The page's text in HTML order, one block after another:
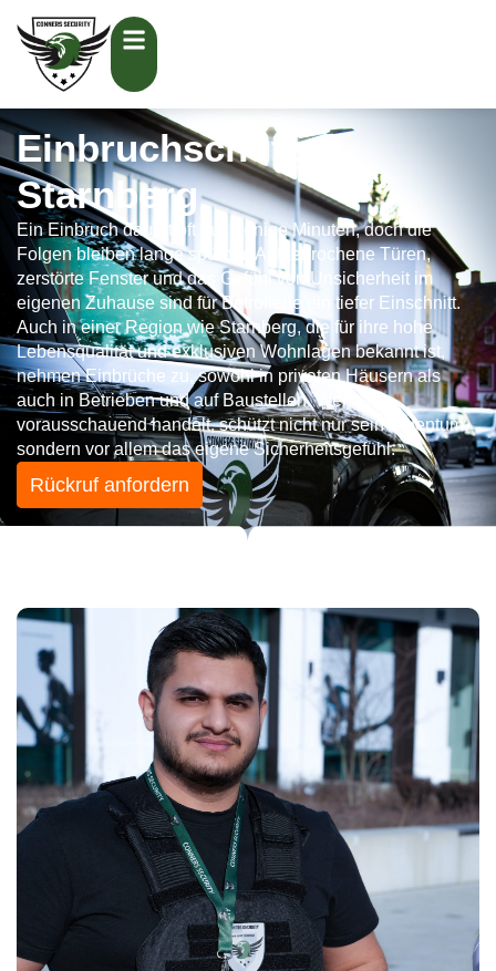
Einbruchschutz
Starnberg
Ein Einbruch dauert oft nur wenige Minuten, doch die
Folgen bleiben lange spürbar. Aufgebrochene Türen,
zerstörte Fenster und das Gefühl von Unsicherheit im
eigenen Zuhause sind für Betroffene ein tiefer Einschnitt.
Auch in einer Region wie Starnberg, die für ihre hohe
Lebensqualität und exklusiven Wohnlagen bekannt ist,
nehmen Einbrüche zu, sowohl in privaten Häusern als
auch in Betrieben und auf Baustellen. Wer
vorausschauend handelt, schützt nicht nur sein Eigentum,
sondern vor allem das eigene Sicherheitsgefühl.
Rückruf anfordern